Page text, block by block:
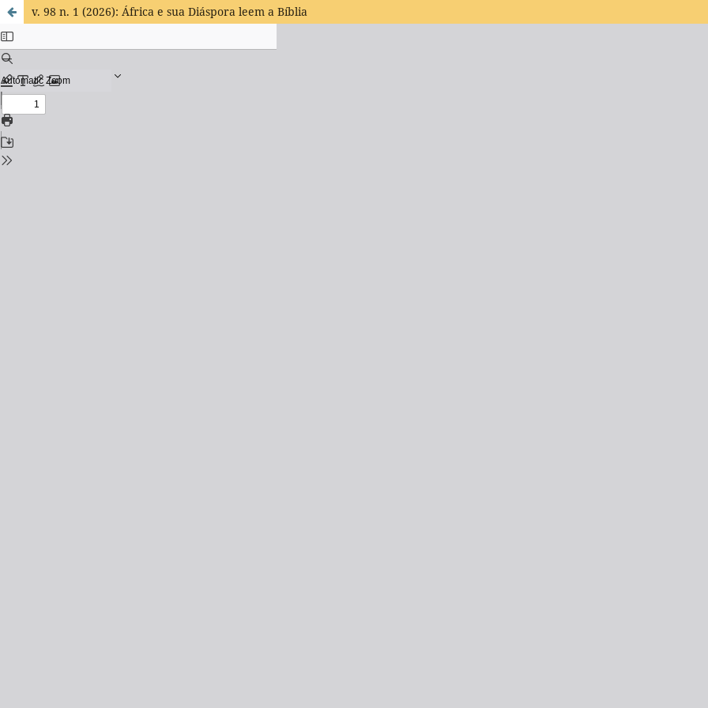
v. 98 n. 1 (2026): África e sua Diáspora leem a Bíblia